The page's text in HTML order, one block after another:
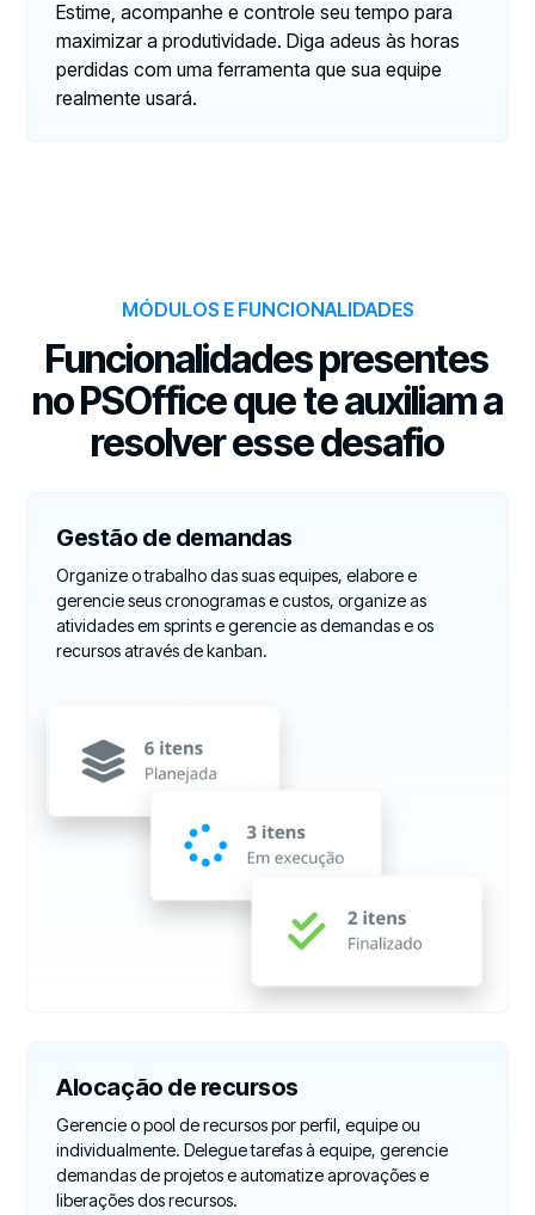
Estime, acompanhe e controle seu tempo para
maximizar a produtividade. Diga adeus às horas
perdidas com uma ferramenta que sua equipe
realmente usará.
MÓDULOS E FUNCIONALIDADES
Funcionalidades presentes
no PSOffice que te auxiliam a
resolver esse desafio
Gestão de demandas
Organize o trabalho das suas equipes, elabore e
gerencie seus cronogramas e custos, organize as
atividades em sprints e gerencie as demandas e os
recursos através de kanban.
Alocação de recursos
Gerencie o pool de recursos por perfil, equipe ou
individualmente. Delegue tarefas à equipe, gerencie
demandas de projetos e automatize aprovações e
liberações dos recursos.